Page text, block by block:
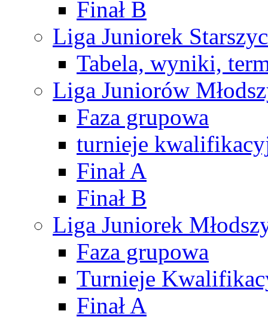
Finał B
Liga Juniorek
Tabela, wyniki,
Liga Juniorów
Faza grupowa
turnieje
Finał A
Finał B
Liga Juniorek
Faza grupowa
Turnieje
Finał A